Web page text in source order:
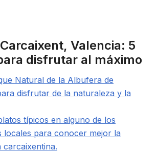
Valencia: 5
disfrutar al máximo
Natural de la Albufera de
disfrutar de la naturaleza y la
típicos en alguno de los
locales para conocer mejor la
carcaixentina.